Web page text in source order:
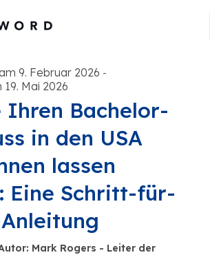
9. Februar 2026 -
Mai 2026
Ihren Bachelor-
in den USA
lassen
Eine Schritt-für-
Mark Rogers - Leiter der